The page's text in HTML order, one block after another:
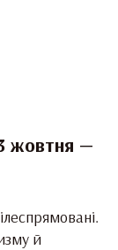
жовтня —
й